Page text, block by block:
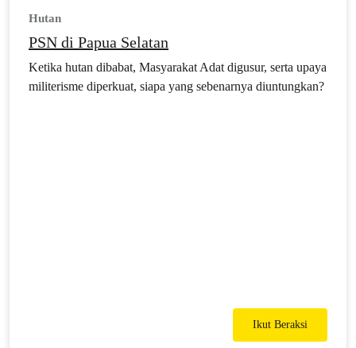
Hutan
PSN di Papua Selatan
Ketika hutan dibabat, Masyarakat Adat digusur, serta upaya
militerisme diperkuat, siapa yang sebenarnya diuntungkan?
Ikut Beraksi